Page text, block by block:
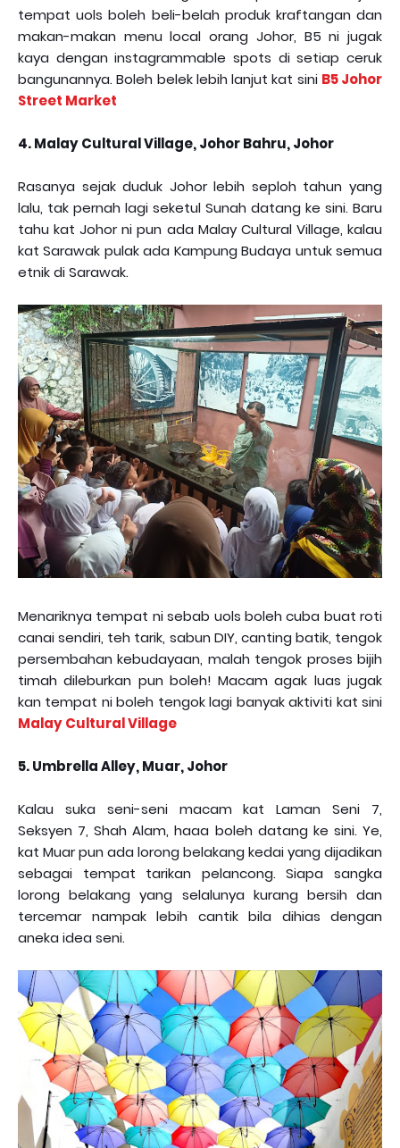
tempat uols boleh beli-belah produk kraftangan dan
makan-makan menu local orang Johor, B5 ni jugak
kaya dengan instagrammable spots di setiap ceruk
bangunannya. Boleh belek lebih lanjut kat sini B5 Johor
Street Market
4. Malay Cultural Village, Johor Bahru, Johor
Rasanya sejak duduk Johor lebih seploh tahun yang
lalu, tak pernah lagi seketul Sunah datang ke sini. Baru
tahu kat Johor ni pun ada Malay Cultural Village, kalau
kat Sarawak pulak ada Kampung Budaya untuk semua
etnik di Sarawak.
Menariknya tempat ni sebab uols boleh cuba buat roti
canai sendiri, teh tarik, sabun DIY, canting batik, tengok
persembahan kebudayaan, malah tengok proses bijih
timah dileburkan pun boleh! Macam agak luas jugak
kan tempat ni boleh tengok lagi banyak aktiviti kat sini
Malay Cultural Village
5. Umbrella Alley, Muar, Johor
Kalau suka seni-seni macam kat Laman Seni 7,
Seksyen 7, Shah Alam, haaa boleh datang ke sini. Ye,
kat Muar pun ada lorong belakang kedai yang dijadikan
sebagai tempat tarikan pelancong. Siapa sangka
lorong belakang yang selalunya kurang bersih dan
tercemar nampak lebih cantik bila dihias dengan
aneka idea seni.